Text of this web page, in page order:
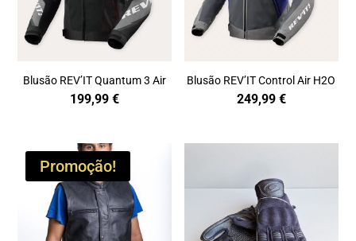
Blusão REV’IT Quantum 3 Air
199,99€
Blusão REV’IT Control Air H2O
249,99 €
Promoção!